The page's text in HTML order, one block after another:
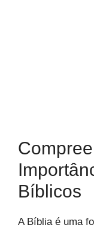
Bíblicos
A Bíblia é uma